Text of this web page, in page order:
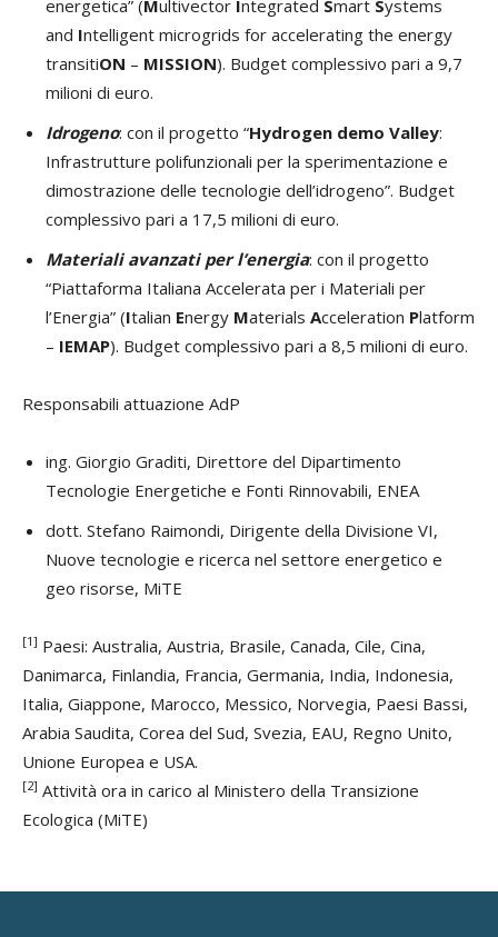
energetica” (Multivector Integrated Smart Systems
and Intelligent microgrids for accelerating the energy
transitiON – MISSION). Budget complessivo pari a 9,7
milioni di euro.
Idrogeno: con il progetto “Hydrogen demo Valley:
Infrastrutture polifunzionali per la sperimentazione e
dimostrazione delle tecnologie dell’idrogeno”. Budget
complessivo pari a 17,5 milioni di euro.
Materiali avanzati per l’energia: con il progetto
“Piattaforma Italiana Accelerata per i Materiali per
l’Energia” (Italian Energy Materials Acceleration Platform
– IEMAP). Budget complessivo pari a 8,5 milioni di euro.
Responsabili attuazione AdP
ing. Giorgio Graditi, Direttore del Dipartimento
Tecnologie Energetiche e Fonti Rinnovabili, ENEA
dott. Stefano Raimondi, Dirigente della Divisione VI,
Nuove tecnologie e ricerca nel settore energetico e
geo risorse, MiTE
[1] Paesi: Australia, Austria, Brasile, Canada, Cile, Cina,
Danimarca, Finlandia, Francia, Germania, India, Indonesia,
Italia, Giappone, Marocco, Messico, Norvegia, Paesi Bassi,
Arabia Saudita, Corea del Sud, Svezia, EAU, Regno Unito,
Unione Europea e USA.
[2] Attività ora in carico al Ministero della Transizione
Ecologica (MiTE)